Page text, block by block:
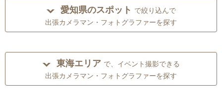
愛知県のスポット で絞り込んで
出張カメラマン・フォトグラファーを探す
東海エリア で、イベント撮影できる
出張カメラマン・フォトグラファーを探す